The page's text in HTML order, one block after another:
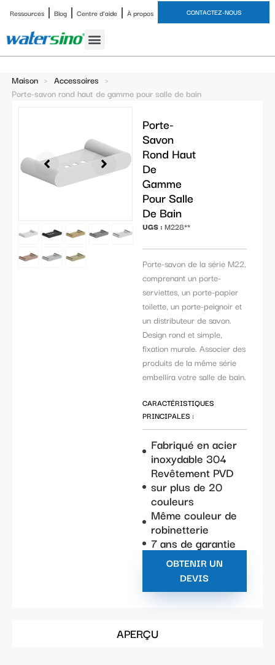
Ressources Blog Centre d'aide À propos CONTACTEZ-NOUS
Maison > Accessoires >
Porte-savon rond haut de gamme pour salle de bain
Porte-
Savon
Rond Haut
De
Gamme
Pour Salle
De Bain
UGS : M228**
Porte-savon de la série M22,
comprenant un porte-
serviettes, un porte-papier
toilette, un porte-peignoir et
un distributeur de savon.
Design rond et simple,
fixation murale. Associer des
produits de la même série
embellira votre salle de bain.
CARACTÉRISTIQUES
PRINCIPALES :
Fabriqué en acier
inoxydable 304
Revêtement PVD
sur plus de 20
couleurs
Même couleur de
robinetterie
7 ans de garantie
OBTENIR UN
DEVIS
APERÇU